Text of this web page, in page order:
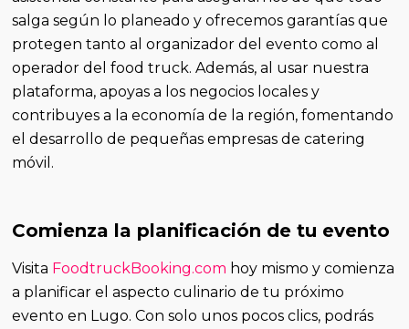
salga según lo planeado y ofrecemos garantías que
protegen tanto al organizador del evento como al
operador del food truck. Además, al usar nuestra
plataforma, apoyas a los negocios locales y
contribuyes a la economía de la región, fomentando
el desarrollo de pequeñas empresas de catering
móvil.
Comienza la planificación de tu evento
Visita FoodtruckBooking.com hoy mismo y comienza
a planificar el aspecto culinario de tu próximo
evento en Lugo. Con solo unos pocos clics, podrás